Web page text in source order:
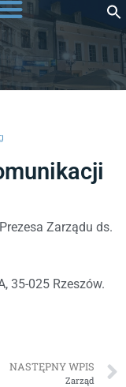
Zarządu ds.
35-025 Rzeszów.
NASTĘPNY WPIS
Zarząd